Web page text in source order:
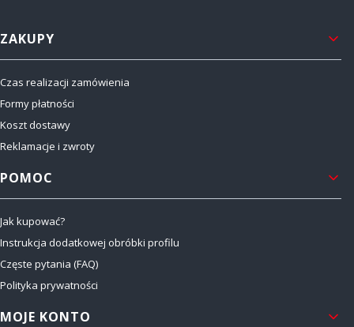
Linki w stopce
ZAKUPY
Czas realizacji zamówienia
Formy płatności
Koszt dostawy
Reklamacje i zwroty
POMOC
Jak kupować?
Instrukcja dodatkowej obróbki profilu
Częste pytania (FAQ)
Polityka prywatności
MOJE KONTO